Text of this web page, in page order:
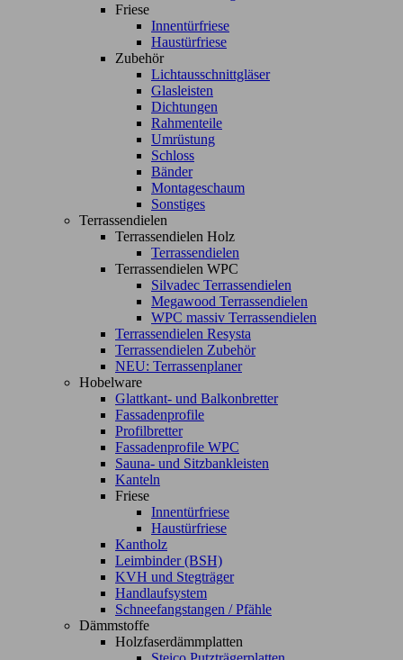
Friese
Innentürfriese
Haustürfriese
Zubehör
Lichtausschnittgläser
Glasleisten
Dichtungen
Rahmenteile
Umrüstung
Schloss
Bänder
Montageschaum
Sonstiges
Terrassendielen
Terrassendielen Holz
Terrassendielen
Terrassendielen WPC
Silvadec Terrassendielen
Megawood Terrassendielen
WPC massiv Terrassendielen
Terrassendielen Resysta
Terrassendielen Zubehör
NEU: Terrassenplaner
Hobelware
Glattkant- und Balkonbretter
Fassadenprofile
Profilbretter
Fassadenprofile WPC
Sauna- und Sitzbankleisten
Kanteln
Friese
Innentürfriese
Haustürfriese
Kantholz
Leimbinder (BSH)
KVH und Stegträger
Handlaufsystem
Schneefangstangen / Pfähle
Dämmstoffe
Holzfaserdämmplatten